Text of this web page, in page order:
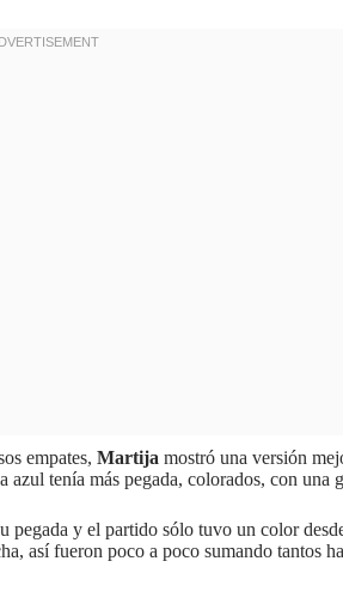
empates, Martija mostró una versión
tenía más pegada, colorados, con una
pegada y el partido sólo tuvo un color
así fueron poco a poco sumando tantos